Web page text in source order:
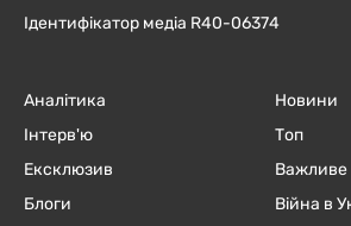
Ідентифікатор медіа R40-06374
Аналітика
Інтерв'ю
Ексклюзив
Блоги
Новини
Топ
Важливе
Війна в